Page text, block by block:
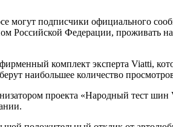
могут подписчики официального
Российской Федерации, проживать
комплект эксперта Viatti,
наибольшее количество
проекта «Народный тест